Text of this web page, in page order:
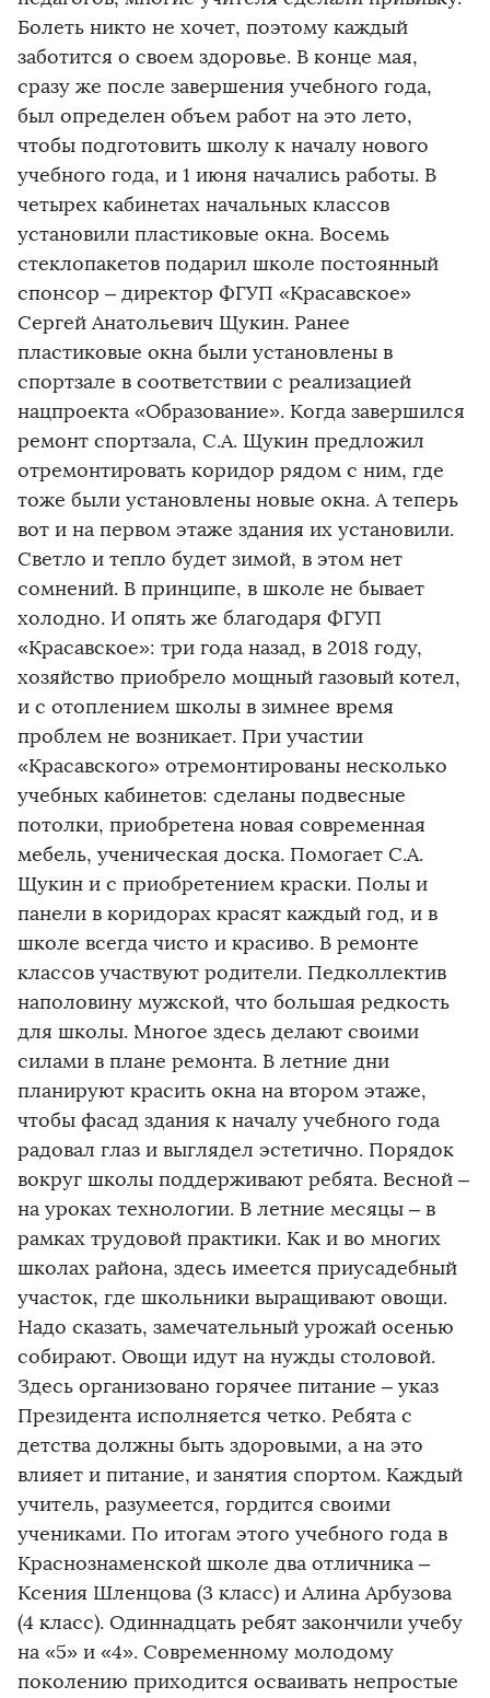
Болеть никто не хочет, поэтому каждый
заботится о своем здоровье. В конце мая,
сразу же после завершения учебного года,
был определен объем работ на это лето,
чтобы подготовить школу к началу нового
учебного года, и 1 июня начались работы. В
четырех кабинетах начальных классов
установили пластиковые окна. Восемь
стеклопакетов подарил школе постоянный
спонсор – директор ФГУП «Красавское»
Сергей Анатольевич Щукин. Ранее
пластиковые окна были установлены в
спортзале в соответствии с реализацией
нацпроекта «Образование». Когда завершился
ремонт спортзала, С.А. Щукин предложил
отремонтировать коридор рядом с ним, где
тоже были установлены новые окна. А теперь
вот и на первом этаже здания их установили.
Светло и тепло будет зимой, в этом нет
сомнений. В принципе, в школе не бывает
холодно. И опять же благодаря ФГУП
«Красавское»: три года назад, в 2018 году,
хозяйство приобрело мощный газовый котел,
и с отоплением школы в зимнее время
проблем не возникает. При участии
«Красавского» отремонтированы несколько
учебных кабинетов: сделаны подвесные
потолки, приобретена новая современная
мебель, ученическая доска. Помогает С.А.
Щукин и с приобретением краски. Полы и
панели в коридорах красят каждый год, и в
школе всегда чисто и красиво. В ремонте
классов участвуют родители. Педколлектив
наполовину мужской, что большая редкость
для школы. Многое здесь делают своими
силами в плане ремонта. В летние дни
планируют красить окна на втором этаже,
чтобы фасад здания к началу учебного года
радовал глаз и выглядел эстетично. Порядок
вокруг школы поддерживают ребята. Весной –
на уроках технологии. В летние месяцы – в
рамках трудовой практики. Как и во многих
школах района, здесь имеется приусадебный
участок, где школьники выращивают овощи.
Надо сказать, замечательный урожай осенью
собирают. Овощи идут на нужды столовой.
Здесь организовано горячее питание – указ
Президента исполняется четко. Ребята с
детства должны быть здоровыми, а на это
влияет и питание, и занятия спортом. Каждый
учитель, разумеется, гордится своими
учениками. По итогам этого учебного года в
Краснознаменской школе два отличника –
Ксения Шленцова (3 класс) и Алина Арбузова
(4 класс). Одиннадцать ребят закончили учебу
на «5» и «4». Современному молодому
поколению приходится осваивать непростые